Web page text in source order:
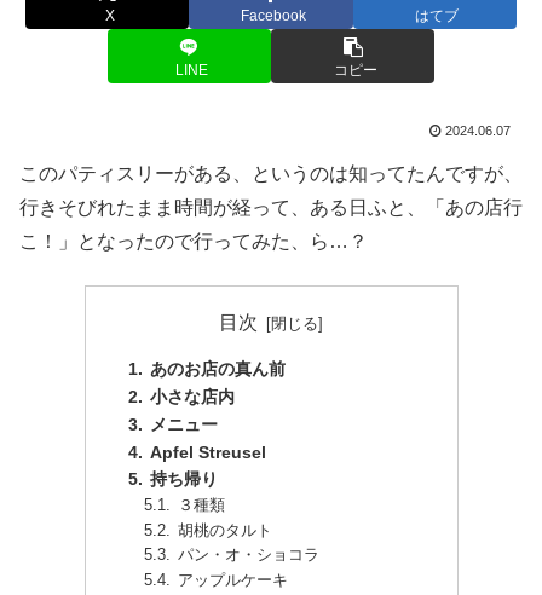
X Facebook はてブ
LINE コピー
2024.06.07
このパティスリーがある、というのは知ってたんですが、
行きそびれたまま時間が経って、ある日ふと、「あの店行
こ！」となったので行ってみた、ら…？
目次
あのお店の真ん前
小さな店内
メニュー
Apfel Streusel
持ち帰り
３種類
胡桃のタルト
パン・オ・ショコラ
アップルケーキ